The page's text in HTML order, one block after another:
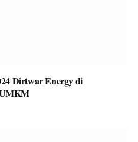
Dirtwar Energy di